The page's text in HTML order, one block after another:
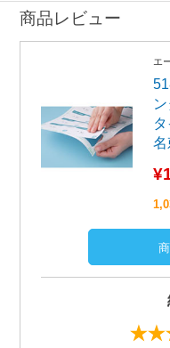
商品レビュー
エ
名